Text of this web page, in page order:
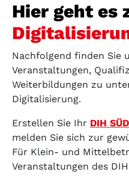
Hier geht es
Nachfolgend finden Sie
Veranstaltungen,
Weiterbildungen zu
Digitalisierung.
Erstellen Sie Ihr DIH
melden Sie sich zur
Für Klein- und
Veranstaltungen des